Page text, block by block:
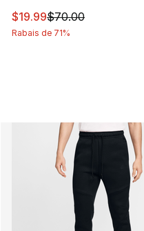
Cet article est en solde.
$19.99$70.00
Rabais de 71%